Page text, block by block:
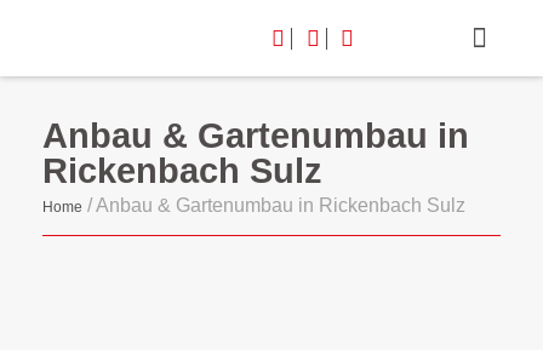
Anbau & Gartenumbau in
Rickenbach Sulz
Home /Anbau & Gartenumbau in Rickenbach Sulz